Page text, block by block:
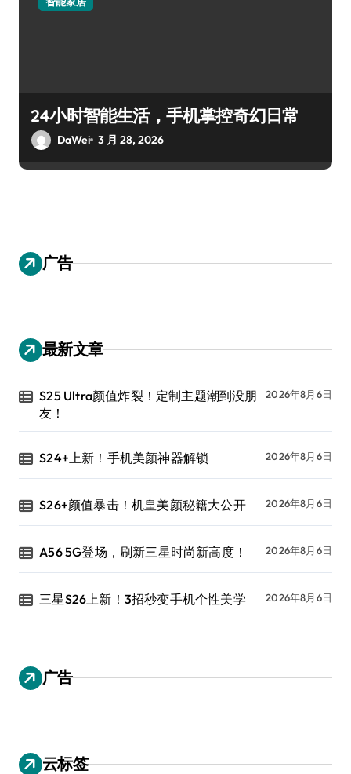
24小时智能生活，手机掌控奇幻日常
DaWei 3 月 28, 2026
广告
最新文章
S25 Ultra颜值炸裂！定制主题潮到没朋
友！
2026年8月6日
S24+上新！手机美颜神器解锁 2026年8月6日
S26+颜值暴击！机皇美颜秘籍大公开 2026年8月6日
A56 5G登场，刷新三星时尚新高度！ 2026年8月6日
三星S26上新！3招秒变手机个性美学 2026年8月6日
广告
云标签